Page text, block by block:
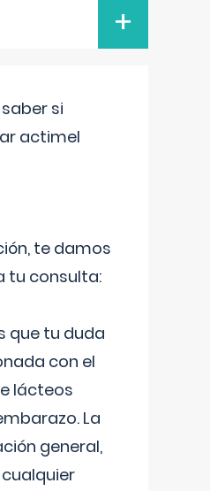
+
si
actimel
te damos
tu consulta:
que tu duda
con el
lácteos
La
general,